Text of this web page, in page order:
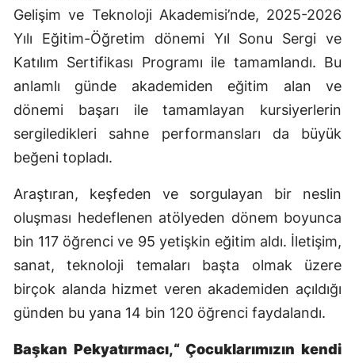
Erzurum
Eskişehir
Gaziantep
Giresun
Hatay
Isparta
Mersin
İstanbul
Gelişim ve Teknoloji Akademisi’nde, 2025-2026
Yılı Eğitim-Öğretim dönemi Yıl Sonu Sergi ve
Katılım Sertifikası Programı ile tamamlandı. Bu
anlamlı günde akademiden eğitim alan ve
dönemi başarı ile tamamlayan kursiyerlerin
sergiledikleri sahne performansları da büyük
beğeni topladı.
Araştıran, keşfeden ve sorgulayan bir neslin
oluşması hedeflenen atölyeden dönem boyunca
bin 117 öğrenci ve 95 yetişkin eğitim aldı. İletişim,
sanat, teknoloji temaları başta olmak üzere
birçok alanda hizmet veren akademiden açıldığı
günden bu yana 14 bin 120 öğrenci faydalandı.
Başkan Pekyatırmacı,“ Çocuklarımızın kendi